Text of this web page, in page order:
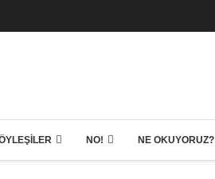
NO! NE OKUYORUZ?